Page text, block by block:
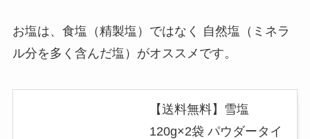
お塩は、食塩（精製塩）ではなく 自然塩（ミネラ
ル分を多く含んだ塩）がオススメです。
【送料無料】雪塩
120g×2袋 パウダータイ